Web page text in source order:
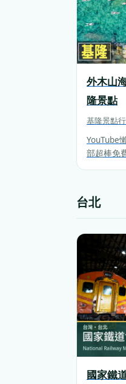
外木山
隆景點
基隆景點
YouTube
部超棒免
台北
國家鐵